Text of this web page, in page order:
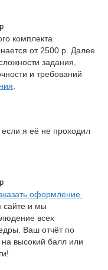
комплекта
от 2500 р. Далее
если я её не проходил
оформление
сайте и мы
всех
Ваш отчёт по
на высокий балл или